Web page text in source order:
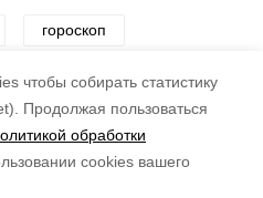
чтобы собирать статистику
Продолжая пользоваться
обработки
cookies вашего
гороскоп